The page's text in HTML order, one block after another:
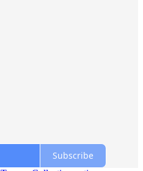
Subscribe